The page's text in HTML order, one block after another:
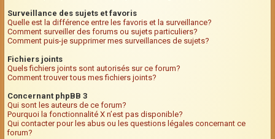
Surveillance des sujets et favoris
Quelle est la différence entre les favoris et la surveillance?
Comment surveiller des forums ou sujets particuliers?
Comment puis-je supprimer mes surveillances de sujets?
Fichiers joints
Quels fichiers joints sont autorisés sur ce forum?
Comment trouver tous mes fichiers joints?
Concernant phpBB 3
Qui sont les auteurs de ce forum?
Pourquoi la fonctionnalité X n’est pas disponible?
Qui contacter pour les abus ou les questions légales concernant ce
forum?